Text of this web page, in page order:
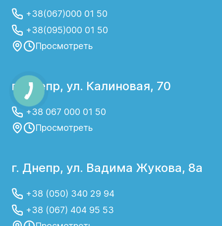
+38(067)000 01 50
+38(095)000 01 50
Просмотреть
г. Днепр, ул. Калиновая, 70
+38 067 000 01 50
Просмотреть
г. Днепр, ул. Вадима Жукова, 8а
+38 (050) 340 29 94
+38 (067) 404 95 53